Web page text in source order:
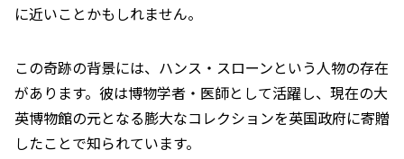
に近いことかもしれません。
この奇跡の背景には、ハンス・スローンという人物の存在
があります。彼は博物学者・医師として活躍し、現在の大
英博物館の元となる膨大なコレクションを英国政府に寄贈
したことで知られています。